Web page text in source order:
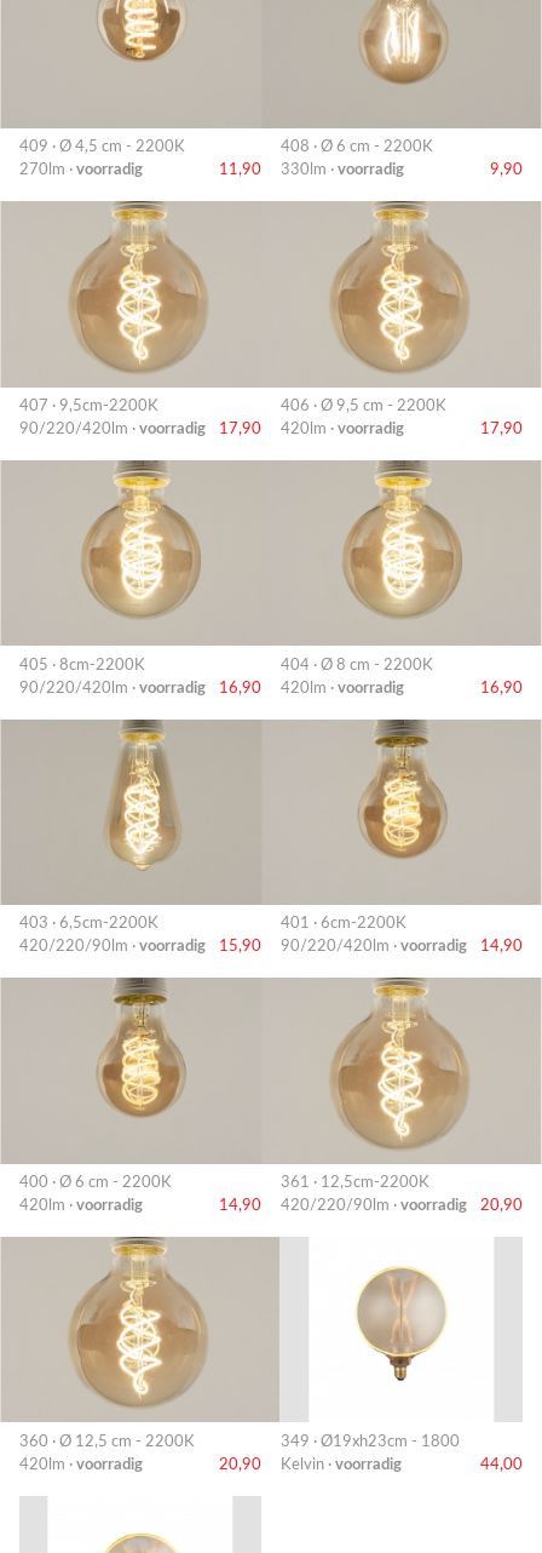
409 · Ø 4,5 cm - 2200K
270lm · voorradig 11,90
408 · Ø 6 cm - 2200K
330lm · voorradig 9,90
407 · 9,5cm-2200K
90/220/420lm · voorradig 17,90
406 · Ø 9,5 cm - 2200K
420lm · voorradig 17,90
405 · 8cm-2200K
90/220/420lm · voorradig 16,90
404 · Ø 8 cm - 2200K
420lm · voorradig 16,90
403 · 6,5cm-2200K
420/220/90lm · voorradig 15,90
401 · 6cm-2200K
90/220/420lm · voorradig 14,90
400 · Ø 6 cm - 2200K
420lm · voorradig 14,90
361 · 12,5cm-2200K
420/220/90lm · voorradig 20,90
360 · Ø 12,5 cm - 2200K
420lm · voorradig 20,90
349 · Ø19xh23cm - 1800
Kelvin · voorradig 44,00